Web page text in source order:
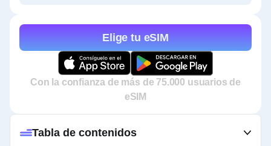
Elige tu eSIM
Con la confianza de más de 75.000 usuarios de
eSIM
Tabla de contenidos